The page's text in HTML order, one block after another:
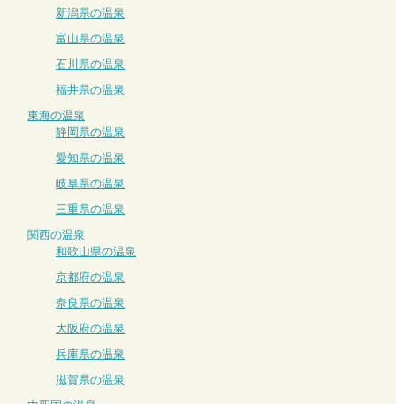
新潟県の温泉
富山県の温泉
石川県の温泉
福井県の温泉
東海の温泉
静岡県の温泉
愛知県の温泉
岐阜県の温泉
三重県の温泉
関西の温泉
和歌山県の温泉
京都府の温泉
奈良県の温泉
大阪府の温泉
兵庫県の温泉
滋賀県の温泉